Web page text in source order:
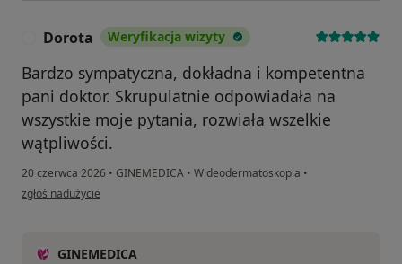
Dorota Weryfikacja wizyty
Bardzo sympatyczna, dokładna i kompetentna
pani doktor. Skrupulatnie odpowiadała na
wszystkie moje pytania, rozwiała wszelkie
wątpliwości.
20 czerwca 2026 • GINEMEDICA • Wideodermatoskopia •
w opinii użytkownika Dorota
zgłoś nadużycie
GINEMEDICA